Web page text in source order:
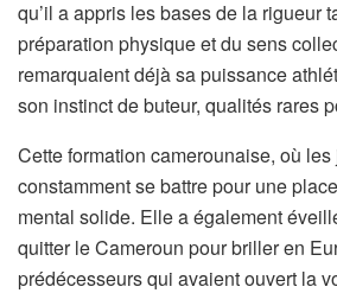
qu’il a appris les bases de la rigueur
préparation physique et du sens
remarquaient déjà sa puissance
son instinct de buteur, qualités rares
Cette formation camerounaise, où
constamment se battre pour une
mental solide. Elle a également
quitter le Cameroun pour briller en
prédécesseurs qui avaient ouvert la